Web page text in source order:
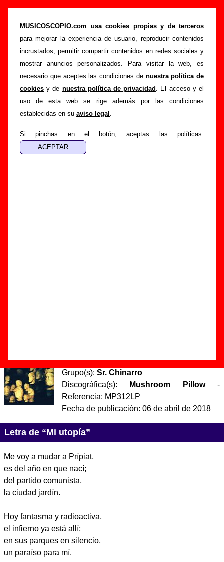
MUSICOSCOPIO.com usa cookies propias y de terceros
para mejorar la experiencia de usuario, reproducir contenidos
incrustados, permitir compartir contenidos en redes sociales y
mostrar anuncios personalizados. Para visitar la web, es
necesario que aceptes las condiciones de nuestra política de
cookies y de nuestra política de privacidad . El acceso y el
uso de esta web se rige además por las condiciones
establecidas en su aviso legal .
Si pinchas en el botón, aceptas las políticas:
“Mi utopía”, canción de Sr. Chinarro (Letra e
información)
Portada >Sr. Chinarro >Canciones >Mi utopía
Esta página pretende recopilar todo tipo de información
sobre lacanción "Mi utopía" interpretada porSr. Chinarro
Además de su letra, también aparecerá información sobre el
autor o los autores, sobre los discos en los que está incluido
este tema, sobre la grabación del mismo, sobre versiones a
información adicional, puedes ayudar acompletar esta
información.
“Asunción” (LP de vinilo de 12’’)
Grupo(s): Sr. Chinarro
Discográfica(s):
Mushroom Pillow-
Referencia: MP312LP
Fecha de publicación: 06 de abril de 2018
Letra de “Mi utopía”
Me voy a mudar a Prípiat,
es del año en que nací;
del partido comunista,
la ciudad jardín.
Hoy fantasma y radioactiva,
el infierno ya está allí;
en sus parques en silencio,
un paraíso para mí.